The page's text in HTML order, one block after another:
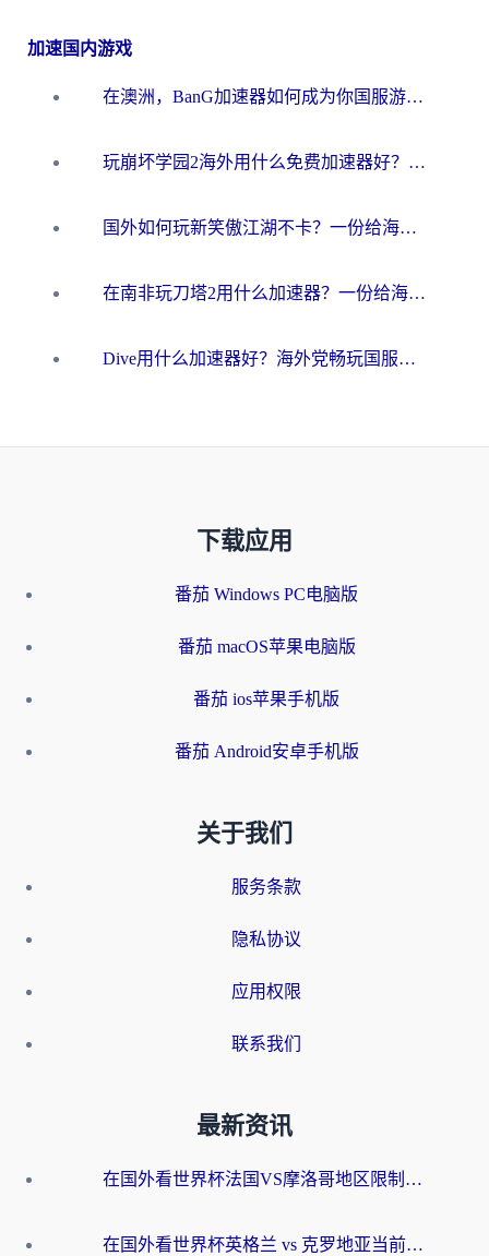
加速国内游戏
在澳洲，BanG加速器如何成为你国服游戏的“时光机”？
玩崩坏学园2海外用什么免费加速器好？2026海外党亲测国服游戏加速指南
国外如何玩新笑傲江湖不卡？一份给海外游子的终极网络指南
在南非玩刀塔2用什么加速器？一份给海外游子的终极生存指南
Dive用什么加速器好？海外党畅玩国服游戏的终极避坑指南
下载应用
番茄 Windows PC电脑版
番茄 macOS苹果电脑版
番茄 ios苹果手机版
番茄 Android安卓手机版
关于我们
服务条款
隐私协议
应用权限
联系我们
最新资讯
在国外看世界杯法国VS摩洛哥地区限制？这篇指南让你流畅看中文解说无压力
在国外看世界杯英格兰 vs 克罗地亚当前地区不可播放？这篇指南帮你搞定所有海外观赛难题